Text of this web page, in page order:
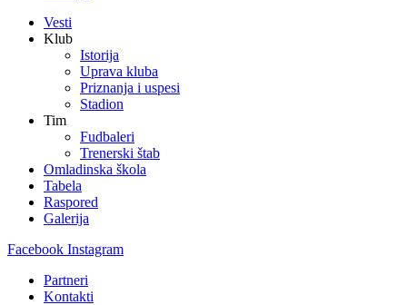
Vesti
Klub
Istorija
Uprava kluba
Priznanja i uspesi
Stadion
Tim
Fudbaleri
Trenerski štab
Omladinska škola
Tabela
Raspored
Galerija
Facebook Instagram
Partneri
Kontakti